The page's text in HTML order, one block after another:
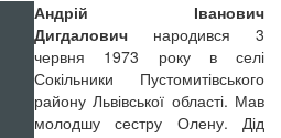
Андрій Іванович
Дигдалович народився 3
червня 1973 року в селі
Сокільники Пустомитівського
району Львівської області. Мав
молодшу сестру Олену. Дід